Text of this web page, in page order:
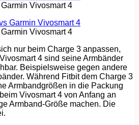
Vivosmart 4
Vivosmart 4
nur beim Charge 3 anpassen,
4 sind seine Armbänder
Beispielsweise gegen andere
Während Fitbit dem Charge 3
Armbandgrößen in die Packung
Vivosmart 4 von Anfang an
Armband-Größe machen. Die